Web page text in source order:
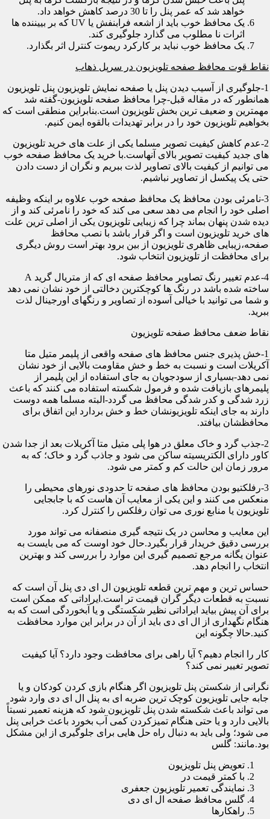
خواهد شد که عمر پنل را تا 30 درصد کاهش خواهد داد.
یک محافظ خوب باید از اشعه فرابنفش یا UV که بر بییننده ها
اثرات نا مطلوب می گذارد جلوگیری کند.
یک محافظ خوب نباید بر کارکرد ریموت کنترل اثر بگذارد.
نقاط قوت محافظ صفحه تلویزیون در سرپل ذهاب
1-جلوگیری از آسیب دیدن پنل یا صفحه نمایش تلویزیون پنل تلویزیون
همانطور که در مقاله قبل-چرا محافظ صفحه تلویزیون-گفته شد
مهمترین و ضعیف ترین بخش تلویزیون است.بنابراین منطقی است که
بخواهیم تلویزیون خود را در برابر تهدیدات بالقوه ایمن کنیم.
2-عدم کاهش کیفیت تصویر مسلما یکی از علت های خرید تلویزیون
های جدید کیفیت تصویر بالای آنهاست.با خرید یک محافظ صفحه خوب
می توانیم از کیفیت بالای تصاویر لذت ببریم و نگران از دست دادن
حتی یک پیکسل از تصاویر نباشیم.
3-نامرئی بودن محافظ یک محافظ صفحه خوب علاوه بر اینکه وظیفه
اصلی خود را انجام می دهد سعی می کند که خود را نامرئی کند و از
دیده شدن پنهان بماند چرا که زیبایی تلویزیون یکی از اصلی ترین علت
های خرید تلویزیون است و اگر قرار باشد با نصب محافظ
صفحه،زیبایی ظاهری تلویزیون از بین برود بهتر است روش دیگری
برای محافظت از تلویزیون انتخاب شود.
4-عدم تغییر رنگ تصاویر محافظ صفحه ای که از متریال گرید A
ساخته شده باشد در رنگ ها کوچکترین دخالتی از خود نشان نمی دهد
و شما می توانید با خیالی آسوده از تصاویر و رنگهای اورجینال لذت
ببرید.
نقاط ضعف محافظ صفحه تلویزیون
1-خش پذیری جنس محافظ های صفحه واقعی از پلیمر متیل متا
آکریلات است و نسبت به خط و خش مقاومت بالایی از خود نشان
نمی دهد-بسیاری از سودجویان به جای استفاده از این پلیمر از
پلیمرهای بازیافت شده و فرمول شکسته استفاده می کنند که باعث
زرد شدگی و کدر شدگی محافظ می گردد-البته مسلما همه دوست
دارند به جای اینکه تلویزیونشان خط و خش بردارد این اتفاق برای
محافظشان بیافتد.
2-جذب گرد و خاک معلق در هوا پلی متیل متا آکریلات بعد از جدا شدن
کاور دارای الکتریسیته ساکن می شود و جاذب گرد و خاک؛ که به
مرور زمان این حالت کم و کمتر می شود.
3-رفلکتیو بودن محافظ های صفحه تا حدودی نورهای محیطی را
منعکس می کنند و این یکی از معایب آن هاست که با جابجایی
تلویزیون یا منابع نوری می توان رفلکس را کنترل کرد.
این معایب و محاسن در یک نتیجه گیری منصفانه می تواند مورد
بررسی دقیق خریدار قرار بگیرد.حال خود اوست که می بایست به
عنوان یگانه مرجع تصمیم گیری این موارد را بررسی کند و بهترین
انتخاب را انجام دهد.
حساس ترین و مهم ترین قطعه تلویزیون ال ای دی پنل آن است که
نسبت به قطعات دیگر گران قیمت تر است.ایراداتی که ممکن است
برای آن پیش بیاید ایراداتی نظیر شکستگی و یا آبخوردگی است که به
هنگام نگهداری از ال ای دی باید از آن در برابر این موارد محافظت
کنید.حالا چگونه این
کار را انجام دهیم؟ آیا راهی برای محافظت وجود دارد؟ آیا کیفیت
تصویر تغییر نمی کند؟
نگرانی از شکستن پنل تلویزیون اگر هنگام بازی کردن کودکان و یا
جابه جایی تلویزیون کوچک ترین ضربه ای به پنل ال ای دی وارد شود
می تواند باعث شکسته شدن پنل تلویزیون شود که هزینه تعمیر نسبتاً
بالایی دارد و یا حتی هنگام تمیزکردن کمی آب بخورد باعث خرابی پنل
می شود؛ ولی باید به دنبال راه حل هایی برای جلوگیری از این مشکل
بود.مانند: گلس
تعویض پنل تلویزیون
با کمتر قیمت در
نمایندگی تعمیر تلویزیون جعفری
گلس محافظ صفحه ال ای دی
راهکارها